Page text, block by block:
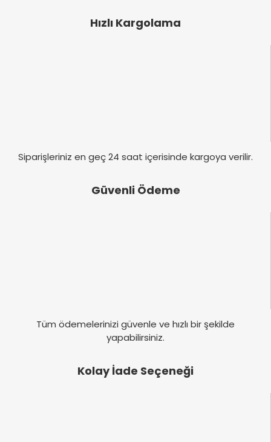
Hızlı Kargolama
Siparişleriniz en geç 24 saat içerisinde kargoya verilir.
Güvenli Ödeme
Tüm ödemelerinizi güvenle ve hızlı bir şekilde
yapabilirsiniz.
Kolay İade Seçeneği